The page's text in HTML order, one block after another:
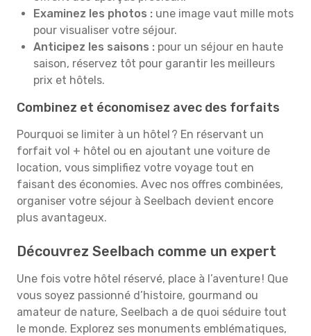
Examinez les photos : une image vaut mille mots
pour visualiser votre séjour.
Anticipez les saisons : pour un séjour en haute
saison, réservez tôt pour garantir les meilleurs
prix et hôtels.
Combinez et économisez avec des forfaits
Pourquoi se limiter à un hôtel ? En réservant un
forfait vol + hôtel ou en ajoutant une voiture de
location, vous simplifiez votre voyage tout en
faisant des économies. Avec nos offres combinées,
organiser votre séjour à Seelbach devient encore
plus avantageux.
Découvrez Seelbach comme un expert
Une fois votre hôtel réservé, place à l’aventure ! Que
vous soyez passionné d’histoire, gourmand ou
amateur de nature, Seelbach a de quoi séduire tout
le monde. Explorez ses monuments emblématiques,